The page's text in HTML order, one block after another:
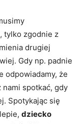
tylko zgodnie z
drugiej
Gdy np. padnie
odpowiadamy, że
nami spotkać, gdy
Spotykając się
dziecko